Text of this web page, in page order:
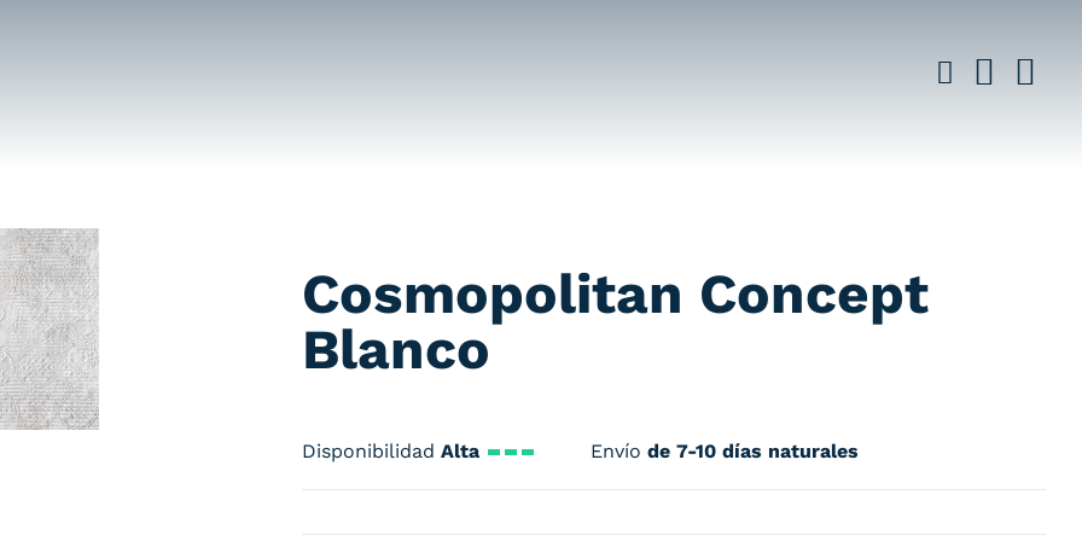
Cosmopolitan Concept
Blanco
Disponibilidad Alta Envío de 7-10 días naturales